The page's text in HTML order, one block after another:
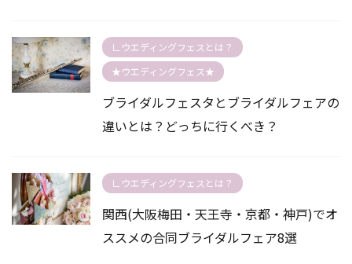
∟ウエディングフェスとは？
★ウエディングフェス★
ブライダルフェスタとブライダルフェアの
違いとは？どっちに行くべき？
∟ウエディングフェスとは？
関西(大阪梅田・天王寺・京都・神戸)でオ
ススメの合同ブライダルフェア8選